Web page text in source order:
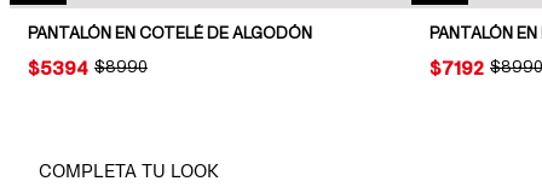
PANTALÓN EN COTELÉ DE ALGODÓN
ORIGINAL PRICE:
$8990
PRICE:
$5394
PANTALÓN
$8990
PRICE:
$7192
COMPLETA TU LOOK